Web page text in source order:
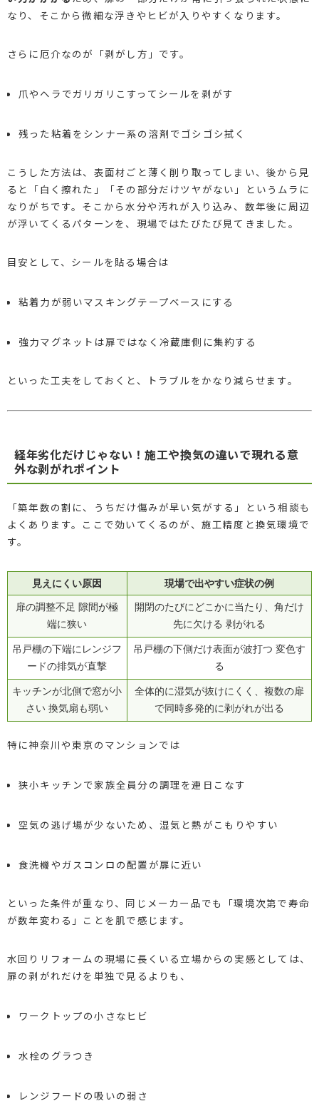
なり、そこから微細な浮きやヒビが入りやすくなります。
さらに厄介なのが「剥がし方」です。
爪やヘラでガリガリこすってシールを剥がす
残った粘着をシンナー系の溶剤でゴシゴシ拭く
こうした方法は、表面材ごと薄く削り取ってしまい、後から見
ると「白く擦れた」「その部分だけツヤがない」というムラに
なりがちです。そこから水分や汚れが入り込み、数年後に周辺
が浮いてくるパターンを、現場ではたびたび見てきました。
目安として、シールを貼る場合は
粘着力が弱いマスキングテープベースにする
強力マグネットは扉ではなく冷蔵庫側に集約する
といった工夫をしておくと、トラブルをかなり減らせます。
経年劣化だけじゃない！施工や換気の違いで現れる意
外な剥がれポイント
「築年数の割に、うちだけ傷みが早い気がする」という相談も
よくあります。ここで効いてくるのが、施工精度と換気環境で
す。
見えにくい原因 現場で出やすい症状の例
扉の調整不足 隙間が極
端に狭い
開閉のたびにどこかに当たり、角だけ
先に欠ける 剥がれる
吊戸棚の下端にレンジフ
ードの排気が直撃
吊戸棚の下側だけ表面が波打つ 変色す
る
キッチンが北側で窓が小
さい 換気扇も弱い
全体的に湿気が抜けにくく、複数の扉
で同時多発的に剥がれが出る
特に神奈川や東京のマンションでは
狭小キッチンで家族全員分の調理を連日こなす
空気の逃げ場が少ないため、湿気と熱がこもりやすい
食洗機やガスコンロの配置が扉に近い
といった条件が重なり、同じメーカー品でも「環境次第で寿命
が数年変わる」ことを肌で感じます。
水回りリフォームの現場に長くいる立場からの実感としては、
扉の剥がれだけを単独で見るよりも、
ワークトップの小さなヒビ
水栓のグラつき
レンジフードの吸いの弱さ